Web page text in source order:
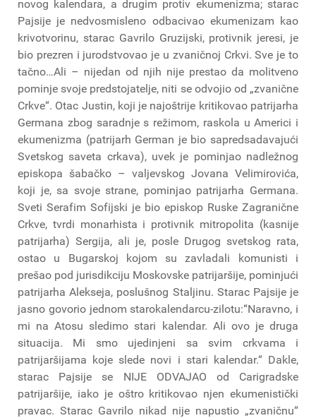
novog kalendara, a drugim protiv ekumenizma; starac
Pajsije je nedvosmisleno odbacivao ekumenizam kao
krivotvorinu, starac Gavrilo Gruzijski, protivnik jeresi, je
bio prezren i jurodstvovao je u zvaničnoj Crkvi. Sve je to
tačno…Ali – nijedan od njih nije prestao da molitveno
pominje svoje predstojatelje, niti se odvojio od „zvanične
Crkve“. Otac Justin, koji je najoštrije kritikovao patrijarha
Germana zbog saradnje s režimom, raskola u Americi i
ekumenizma (patrijarh German je bio sapredsadavajući
Svetskog saveta crkava), uvek je pominjao nadležnog
episkopa šabačko – valjevskog Jovana Velimirovića,
koji je, sa svoje strane, pominjao patrijarha Germana.
Sveti Serafim Sofijski je bio episkop Ruske Zagranične
Crkve, tvrdi monarhista i protivnik mitropolita (kasnije
patrijarha) Sergija, ali je, posle Drugog svetskog rata,
ostao u Bugarskoj kojom su zavladali komunisti i
prešao pod jurisdikciju Moskovske patrijaršije, pominjući
patrijarha Alekseja, poslušnog Staljinu. Starac Pajsije je
jasno govorio jednom starokalendarcu-zilotu:“Naravno, i
mi na Atosu sledimo stari kalendar. Ali ovo je druga
situacija. Mi smo ujedinjeni sa svim crkvama i
patrijaršijama koje slede novi i stari kalendar.“ Dakle,
starac Pajsije se NIJE ODVAJAO od Carigradske
patrijaršije, iako je oštro kritikovao njen ekumenistički
pravac. Starac Gavrilo nikad nije napustio „zvaničnu“